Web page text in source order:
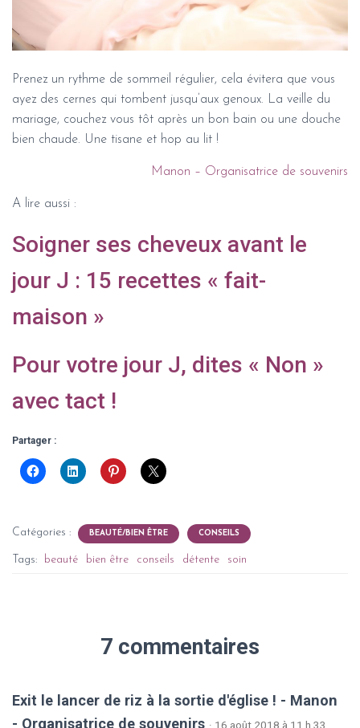
Prenez un rythme de sommeil régulier, cela évitera que vous
ayez des cernes qui tombent jusqu’aux genoux. La veille du
mariage, couchez vous tôt après un bon bain ou une douche
bien chaude. Une tisane et hop au lit !
Manon – Organisatrice de souvenirs
A lire aussi :
Soigner ses cheveux avant le
jour J : 15 recettes « fait-
maison »
Pour votre jour J, dites « Non »
avec tact !
Partager :
Catégories : BEAUTÉ/BIEN ÊTRE CONSEILS
Tags: beauté bien être conseils détente soin
7 commentaires
Exit le lancer de riz à la sortie d'église ! - Manon
- Organisatrice de souvenirs · 16 août 2018 à 11 h 33